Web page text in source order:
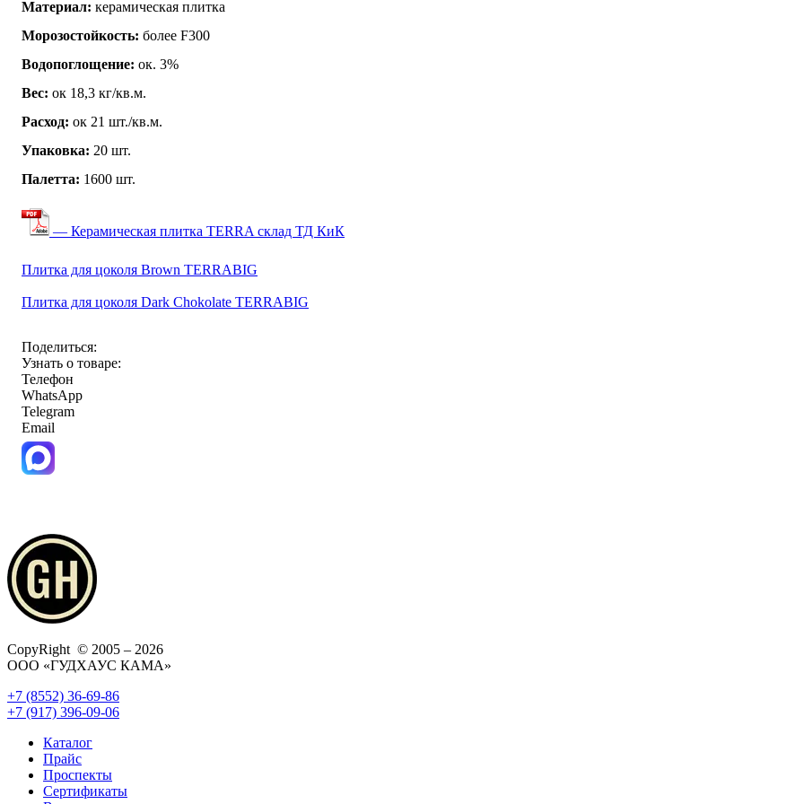
Материал: керамическая плитка
Морозостойкость: более F300
Водопоглощение: ок. 3%
Вес: ок 18,3 кг/кв.м.
Расход: ок 21 шт./кв.м.
Упаковка: 20 шт.
Палетта: 1600 шт.
— Керамическая плитка TERRA склад ТД КиК
Плитка для цоколя Brown TERRABIG
Плитка для цоколя Dark Chokolate TERRABIG
Поделиться:
Узнать о товаре:
Телефон
WhatsApp
Telegram
Email
CopyRight © 2005 – 2026
ООО «ГУДХАУС КАМА»
+7 (8552) 36-69-86
+7 (917) 396-09-06
Каталог
Прайс
Проспекты
Сертификаты